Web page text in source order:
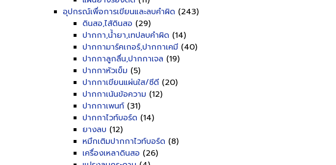
อุปกรณ์เพื่อการเขียนและลบคำผิด (243)
ดินสอ,ไส้ดินสอ (29)
ปากกา,น้ำยา,เทปลบคำผิด (14)
ปากกามาร์คเกอร์,ปากกาเคมี (40)
ปากกาลูกลื่น,ปากกาเจล (19)
ปากกาหัวเข็ม (5)
ปากกาเขียนแผ่นใส/ซีดี (20)
ปากกาเน้นข้อความ (12)
ปากกาเพนท์ (31)
ปากกาไวท์บอร์ด (14)
ยางลบ (12)
หมึกเติมปากกาไวท์บอร์ด (8)
เครื่องเหลาดินสอ (26)